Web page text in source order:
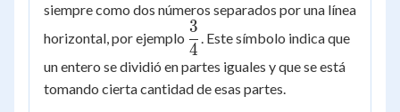
siempre como dos números separados por una línea
horizontal, por ejemplo \dfrac{3}
{4}
4
3
. Este símbolo indica que
un entero se dividió en partes iguales y que se está
tomando cierta cantidad de esas partes.